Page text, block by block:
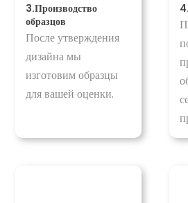
3.Производство
образцов
После утверждения
дизайна мы
изготовим образцы
для вашей оценки.